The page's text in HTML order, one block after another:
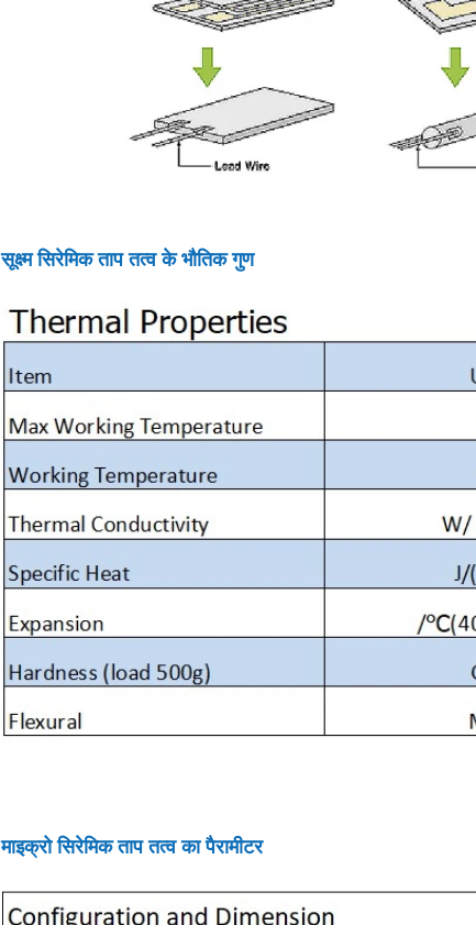
सूक्ष्म सिरेमिक ताप तत्व के भौतिक गुण
माइक्रो सिरेमिक ताप तत्व का पैरामीटर